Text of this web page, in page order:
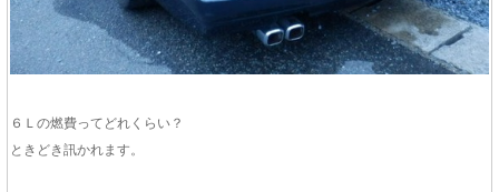
６Ｌの燃費ってどれくらい？
ときどき訊かれます。